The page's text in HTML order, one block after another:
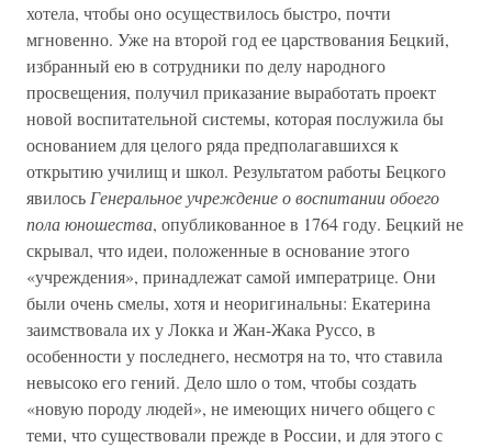
хотела, чтобы оно осуществилось быстро, почти
мгновенно. Уже на второй год ее царствования Бецкий,
избранный ею в сотрудники по делу народного
просвещения, получил приказание выработать проект
новой воспитательной системы, которая послужила бы
основанием для целого ряда предполагавшихся к
открытию училищ и школ. Результатом работы Бецкого
явилось Генеральное учреждение о воспитании обоего
пола юношества, опубликованное в 1764 году. Бецкий не
скрывал, что идеи, положенные в основание этого
«учреждения», принадлежат самой императрице. Они
были очень смелы, хотя и неоригинальны: Екатерина
заимствовала их у Локка и Жан-Жака Руссо, в
особенности у последнего, несмотря на то, что ставила
невысоко его гений. Дело шло о том, чтобы создать
«новую породу людей», не имеющих ничего общего с
теми, что существовали прежде в России, и для этого с